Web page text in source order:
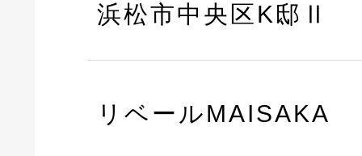
浜松市中央区K邸Ⅱ
リベールMAISAKA